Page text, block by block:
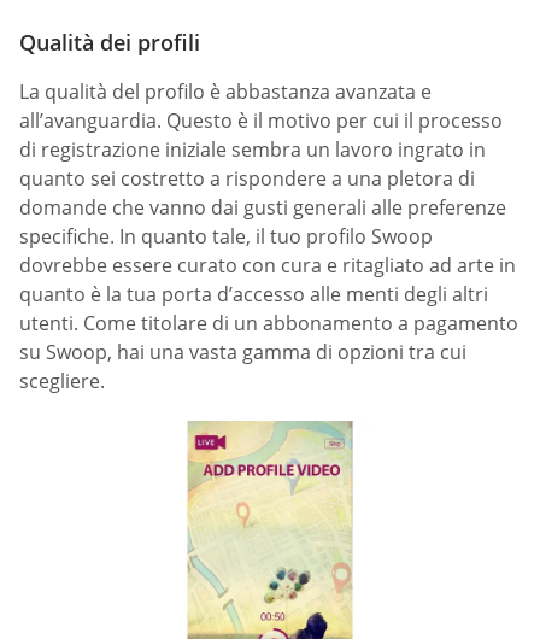
Qualità dei profili
La qualità del profilo è abbastanza avanzata e
all’avanguardia. Questo è il motivo per cui il processo
di registrazione iniziale sembra un lavoro ingrato in
quanto sei costretto a rispondere a una pletora di
domande che vanno dai gusti generali alle preferenze
specifiche. In quanto tale, il tuo profilo Swoop
dovrebbe essere curato con cura e ritagliato ad arte in
quanto è la tua porta d’accesso alle menti degli altri
utenti. Come titolare di un abbonamento a pagamento
su Swoop, hai una vasta gamma di opzioni tra cui
scegliere.